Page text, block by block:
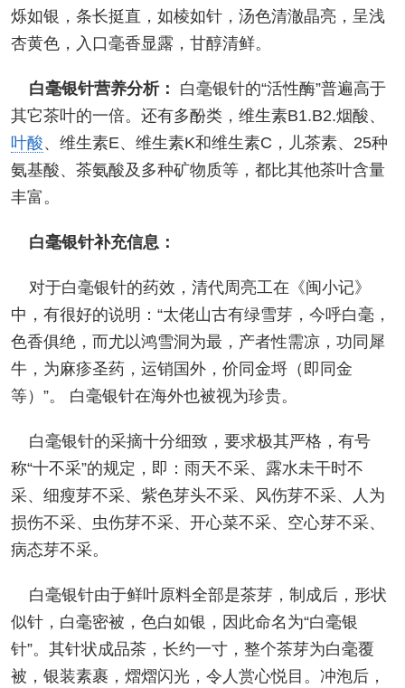
烁如银，条长挺直，如棱如针，汤色清澈晶亮，呈浅
杏黄色，入口毫香显露，甘醇清鲜。
白毫银针营养分析：
白毫银针的“活性酶”普遍高于
其它茶叶的一倍。还有多酚类，维生素B1.B2.烟酸、
叶酸、维生素E、维生素K和维生素C，儿茶素、25种
氨基酸、茶氨酸及多种矿物质等，都比其他茶叶含量
丰富。
白毫银针补充信息：
对于白毫银针的药效，清代周亮工在《闽小记》
中，有很好的说明：“太佬山古有绿雪芽，今呼白毫，
色香俱绝，而尤以鸿雪洞为最，产者性需凉，功同犀
牛，为麻疹圣药，运销国外，价同金埒（即同金
等）”。 白毫银针在海外也被视为珍贵。
白毫银针的采摘十分细致，要求极其严格，有号
称“十不采”的规定，即：雨天不采、露水未干时不
采、细瘦芽不采、紫色芽头不采、风伤芽不采、人为
损伤不采、虫伤芽不采、开心菜不采、空心芽不采、
病态芽不采。
白毫银针由于鲜叶原料全部是茶芽，制成后，形状
似针，白毫密被，色白如银，因此命名为“白毫银
针”。其针状成品茶，长约一寸，整个茶芽为白毫覆
被，银装素裹，熠熠闪光，令人赏心悦目。冲泡后，